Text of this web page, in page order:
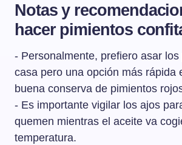
Notas y
hacer pimientos
- Personalmente, prefiero asar los
casa pero una opción más rápida
buena conserva de pimientos
- Es importante vigilar los ajos
quemen mientras el aceite va
temperatura.